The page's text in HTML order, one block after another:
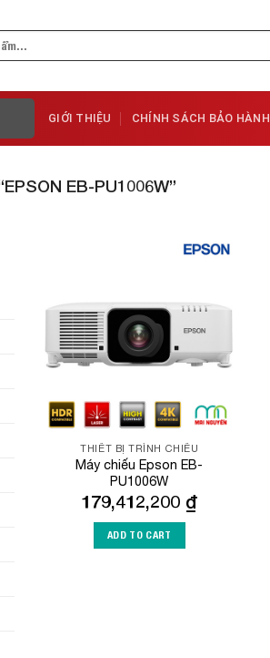
GIỚI THIỆU CHÍNH SÁCH BẢO HÀNH
EB-PU1006W”
THIẾT BỊ TRÌNH CHIẾU
Máy chiếu Epson EB-
PU1006W
179,412,200 ₫
ADD TO CART